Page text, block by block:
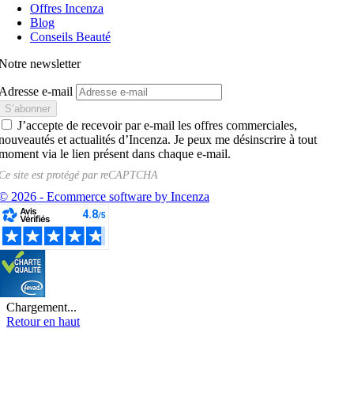
Offres Incenza
Blog
Conseils Beauté
newsletter
e-mail
J’accepte de recevoir par e-mail les offres commerciales,
et actualités d’Incenza. Je peux me désinscrire à tout
via le lien présent dans chaque e-mail.
site est protégé parreCAPTCHA
2026 - Ecommerce software by Incenza
Chargement...
Retour en haut